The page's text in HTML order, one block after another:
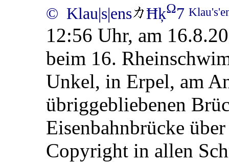
© Klau|s|ens ĦķΩ7
12:56 Uhr, am
beim 16.
Unkel, in Erpel, am
übriggebliebenen
Eisenbahnbrücke
Copyright in allen